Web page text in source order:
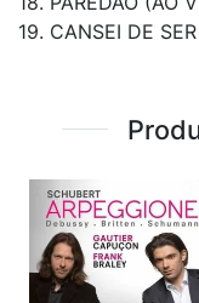
19. CANSEI DE